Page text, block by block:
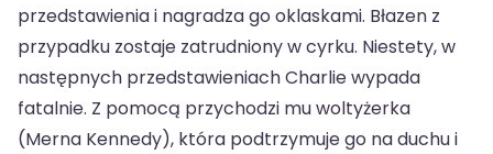
przedstawienia i nagradza go oklaskami. Błazen z
przypadku zostaje zatrudniony w cyrku. Niestety, w
następnych przedstawieniach Charlie wypada
fatalnie. Z pomocą przychodzi mu woltyżerka
(Merna Kennedy), która podtrzymuje go na duchu i